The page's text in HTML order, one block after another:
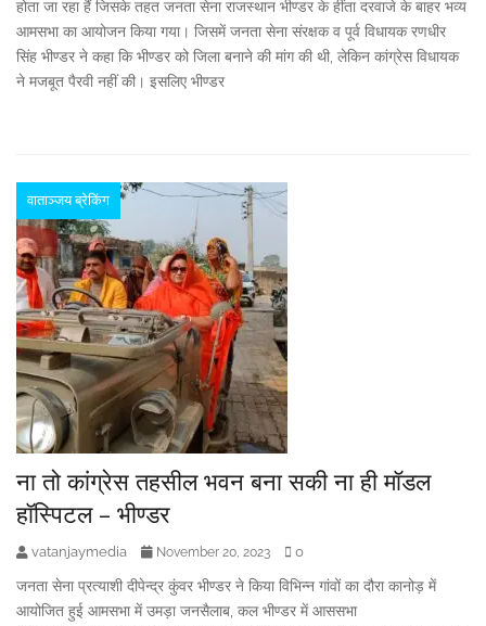
होता जा रहा हैं जिसके तहत जनता सेना राजस्थान भीण्डर के हींता दरवाजे के बाहर भव्य
आमसभा का आयोजन किया गया। जिसमें जनता सेना संरक्षक व पूर्व विधायक रणधीर
सिंह भीण्डर ने कहा कि भीण्डर को जिला बनाने की मांग की थी, लेकिन कांग्रेस विधायक
ने मजबूत पैरवी नहीं की। इसलिए भीण्डर
वाताञ्जय ब्रेकिंग
ना तो कांग्रेस तहसील भवन बना सकी ना ही मॉडल
हॉस्पिटल – भीण्डर
vatanjaymedia November 20, 2023 0
जनता सेना प्रत्याशी दीपेन्द्र कुंवर भीण्डर ने किया विभिन्न गांवों का दौरा कानोड़ में
आयोजित हुई आमसभा में उमड़ा जनसैलाब, कल भीण्डर में आससभा